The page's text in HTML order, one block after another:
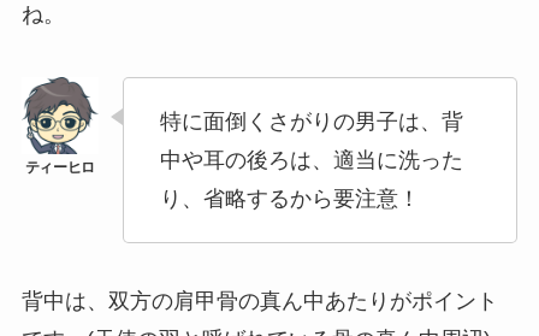
ね。
特に面倒くさがりの男子は、背
中や耳の後ろは、適当に洗った
り、省略するから要注意！
背中は、双方の肩甲骨の真ん中あたりがポイント